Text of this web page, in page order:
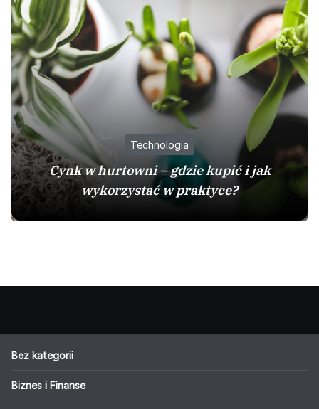
Technologia
Cynk w hurtowni – gdzie kupić i jak
wykorzystać w praktyce?
Bez kategorii
Biznes i Finanse